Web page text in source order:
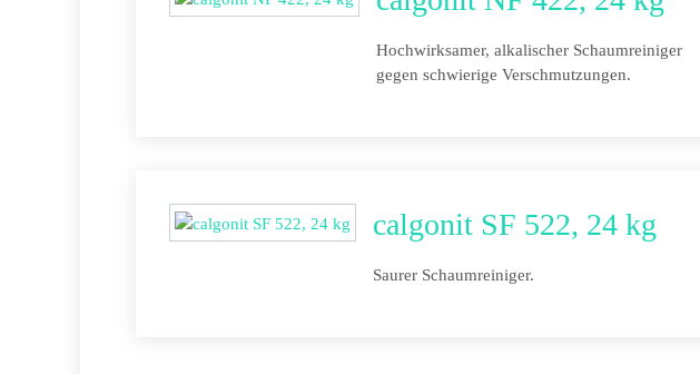
Hochwirksamer, alkalischer Schaumreiniger
gegen schwierige Verschmutzungen.
calgonit SF 522, 24 kg
Saurer Schaumreiniger.